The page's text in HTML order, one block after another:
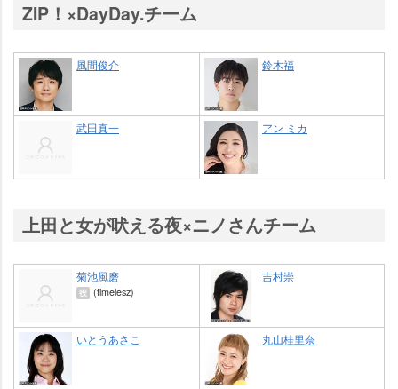
ZIP！×DayDay.チーム
風間俊介 鈴木福
武田真一 アン ミカ
上田と女が吠える夜×ニノさんチーム
菊池風磨
役 (timelesz)
吉村崇
いとうあさこ 丸山桂里奈